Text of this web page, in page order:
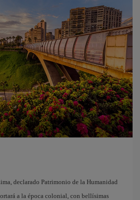
declarado Patrimonio de la Humanidad
a la época colonial, con bellísimas